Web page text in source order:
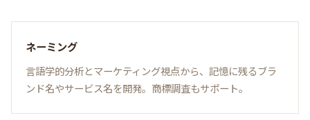
ネーミング
言語学的分析とマーケティング視点から、記憶に残るブラ
ンド名やサービス名を開発。商標調査もサポート。